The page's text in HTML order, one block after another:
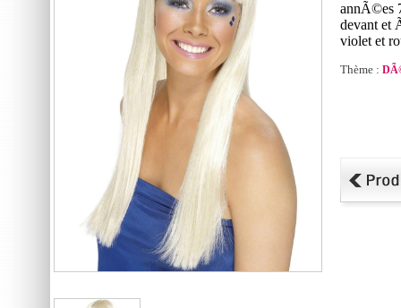
annÃ©es
devant et
violet et
Thème :